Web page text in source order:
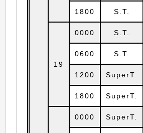
1800 S.T.
19
0000 S.T.
0600 S.T.
1200 SuperT.
1800 SuperT.
0000 SuperT.